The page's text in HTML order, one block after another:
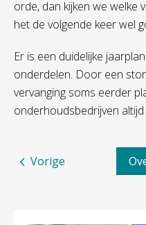
orde, dan kijken we welke
het de volgende keer wel
Er is een duidelijke
onderdelen. Door een
vervanging soms eerder
onderhoudsbedrijven
Vorige